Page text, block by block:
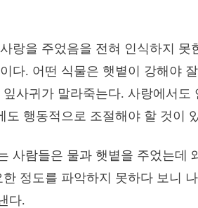
랑을 주었음을 전혀 인식하지 못
다. 어떤 식물은 햇볕이 강해야
사귀가 말라죽는다. 사랑에서도
행동적으로 조절해야 할 것이
사람들은 물과 햇볕을 주었는데
정도를 파악하지 못하다 보니
다.